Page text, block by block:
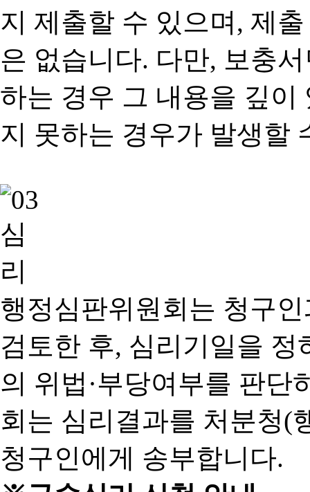
지 제출할 수 있으며, 제
은 없습니다. 다만, 보충
하는 경우 그 내용을 깊이
지 못하는 경우가 발생할
행정심판위원회는 청구
검토한 후, 심리기일을 정
의 위법·부당여부를 판단
회는 심리결과를 처분청(
청구인에게 송부합니다.